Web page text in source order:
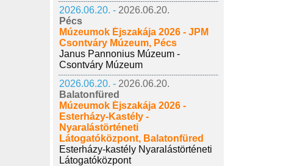
2026.06.20. - 2026.06.20.
Pécs
Múzeumok Éjszakája 2026 - JPM
Csontváry Múzeum, Pécs
Janus Pannonius Múzeum -
Csontváry Múzeum
2026.06.20. - 2026.06.20.
Balatonfüred
Múzeumok Éjszakája 2026 -
Esterházy-Kastély -
Nyaralástörténeti
Látogatóközpont, Balatonfüred
Esterházy-kastély Nyaralástörténeti
Látogatóközpont